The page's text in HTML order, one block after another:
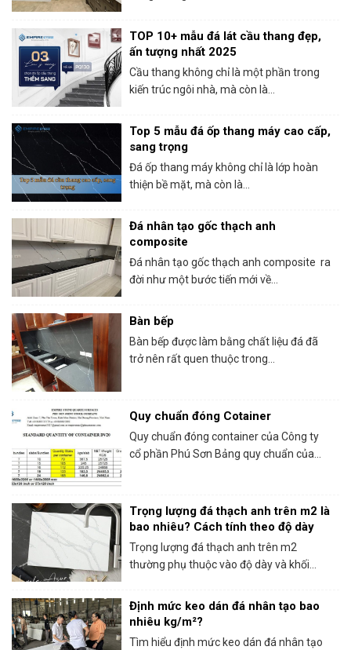
TOP 10+ mẫu đá lát cầu thang đẹp,
ấn tượng nhất 2025
Cầu thang không chỉ là một phần trong
kiến trúc ngôi nhà, mà còn là...
Top 5 mẫu đá ốp thang máy cao cấp,
sang trọng
Đá ốp thang máy không chỉ là lớp hoàn
thiện bề mặt, mà còn là...
Đá nhân tạo gốc thạch anh
composite
Đá nhân tạo gốc thạch anh composite ra
đời như một bước tiến mới về...
Bàn bếp
Bàn bếp được làm bằng chất liệu đá đã
trở nên rất quen thuộc trong...
Quy chuẩn đóng Cotainer
Quy chuẩn đóng container của Công ty
cổ phần Phú Sơn Bảng quy chuẩn của...
Trọng lượng đá thạch anh trên m2 là
bao nhiêu? Cách tính theo độ dày
Trọng lượng đá thạch anh trên m2
thường phụ thuộc vào độ dày và khối...
Định mức keo dán đá nhân tạo bao
nhiêu kg/m²?
Tìm hiểu định mức keo dán đá nhân tạo